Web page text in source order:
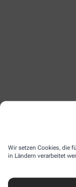
Wir setzen Cookies, die
in Ländern verarbeitet